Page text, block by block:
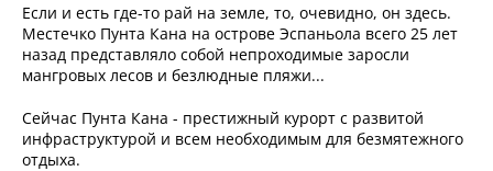
Если и есть где-то рай на земле, то, очевидно, он здесь.
Местечко Пунта Кана на острове Эспаньола всего 25 лет
назад представляло собой непроходимые заросли
мангровых лесов и безлюдные пляжи...
Сейчас Пунта Кана - престижный курорт с развитой
инфраструктурой и всем необходимым для безмятежного
отдыха.